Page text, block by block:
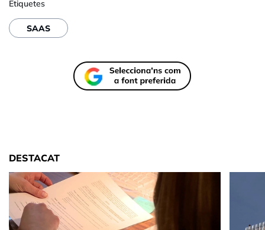
Etiquetes
SAAS
DESTACAT